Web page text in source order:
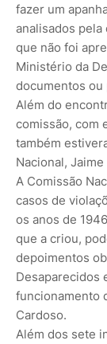
fazer um
analisados pela
que não foi
Ministério da
documentos ou
Além do
comissão, com
também
Nacional,
A Comissão
casos de
os anos de
que a criou,
depoimentos
Desaparecidos
funcionamento
Cardoso.
Além dos sete